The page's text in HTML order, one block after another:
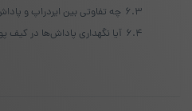
6.3 چه تفاوتی بین ایردراپ و
6.4 آیا نگهداری پاداش‌ها در کیف